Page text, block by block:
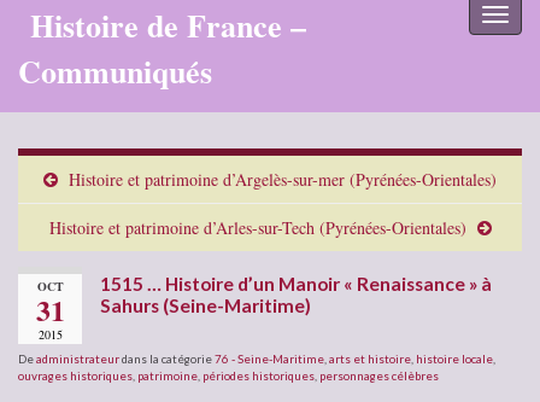
Histoire de France –
Communiqués
Histoire et patrimoine d’Argelès-sur-mer (Pyrénées-Orientales)
Histoire et patrimoine d’Arles-sur-Tech (Pyrénées-Orientales)
OCT
31
2015
1515 … Histoire d’un Manoir « Renaissance » à
Sahurs (Seine-Maritime)
Deadministrateurdans la catégorie76 - Seine-Maritime arts et histoire histoire locale
ouvrages historiques patrimoine périodes historiques personnages célèbres